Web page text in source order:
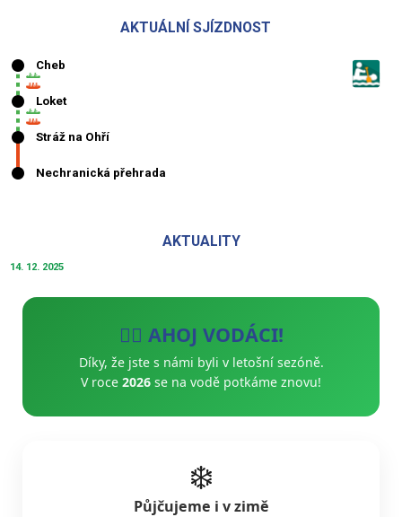
AKTUÁLNÍ SJÍZDNOST
AKTUALITY
14. 12. 2025
🚣‍♂️ AHOJ VODÁCI!
Díky, že jste s námi byli v letošní sezóně.
V roce 2026 se na vodě potkáme znovu!
❄️
Půjčujeme i v zimě